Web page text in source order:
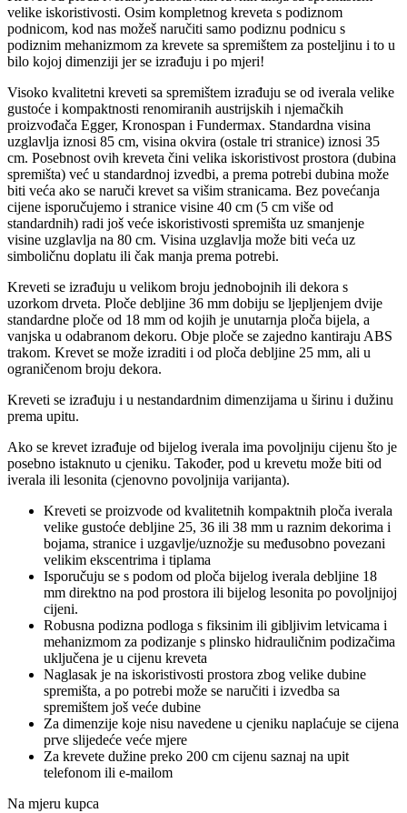
velike iskoristivosti. Osim kompletnog kreveta s podiznom
podnicom, kod nas možeš naručiti samo podiznu podnicu s
podiznim mehanizmom za krevete sa spremištem za posteljinu i to u
bilo kojoj dimenziji jer se izrađuju i po mjeri!
Visoko kvalitetni kreveti sa spremištem izrađuju se od iverala velike
gustoće i kompaktnosti renomiranih austrijskih i njemačkih
proizvođača Egger, Kronospan i Fundermax. Standardna visina
uzglavlja iznosi 85 cm, visina okvira (ostale tri stranice) iznosi 35
cm. Posebnost ovih kreveta čini velika iskoristivost prostora (dubina
spremišta) već u standardnoj izvedbi, a prema potrebi dubina može
biti veća ako se naruči krevet sa višim stranicama. Bez povećanja
cijene isporučujemo i stranice visine 40 cm (5 cm više od
standardnih) radi još veće iskoristivosti spremišta uz smanjenje
visine uzglavlja na 80 cm. Visina uzglavlja može biti veća uz
simboličnu doplatu ili čak manja prema potrebi.
Kreveti se izrađuju u velikom broju jednobojnih ili dekora s
uzorkom drveta. Ploče debljine 36 mm dobiju se ljepljenjem dvije
standardne ploče od 18 mm od kojih je unutarnja ploča bijela, a
vanjska u odabranom dekoru. Obje ploče se zajedno kantiraju ABS
trakom. Krevet se može izraditi i od ploča debljine 25 mm, ali u
ograničenom broju dekora.
Kreveti se izrađuju i u nestandardnim dimenzijama u širinu i dužinu
prema upitu.
Ako se krevet izrađuje od bijelog iverala ima povoljniju cijenu što je
posebno istaknuto u cjeniku. Također, pod u krevetu može biti od
iverala ili lesonita (cjenovno povoljnija varijanta).
Kreveti se proizvode od kvalitetnih kompaktnih ploča iverala
velike gustoće debljine 25, 36 ili 38 mm u raznim dekorima i
bojama, stranice i uzgavlje/uznožje su međusobno povezani
velikim ekscentrima i tiplama
Isporučuju se s podom od ploča bijelog iverala debljine 18
mm direktno na pod prostora ili bijelog lesonita po povoljnijoj
cijeni.
Robusna podizna podloga s fiksinim ili gibljivim letvicama i
mehanizmom za podizanje s plinsko hidrauličnim podizačima
uključena je u cijenu kreveta
Naglasak je na iskoristivosti prostora zbog velike dubine
spremišta, a po potrebi može se naručiti i izvedba sa
spremištem još veće dubine
Za dimenzije koje nisu navedene u cjeniku naplaćuje se cijena
prve slijedeće veće mjere
Za krevete dužine preko 200 cm cijenu saznaj na upit
telefonom ili e-mailom
Na mjeru kupca